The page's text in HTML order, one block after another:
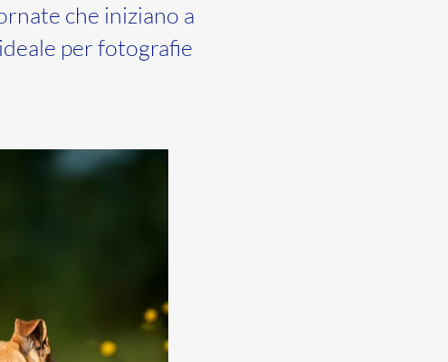
che iniziano a
per fotografie